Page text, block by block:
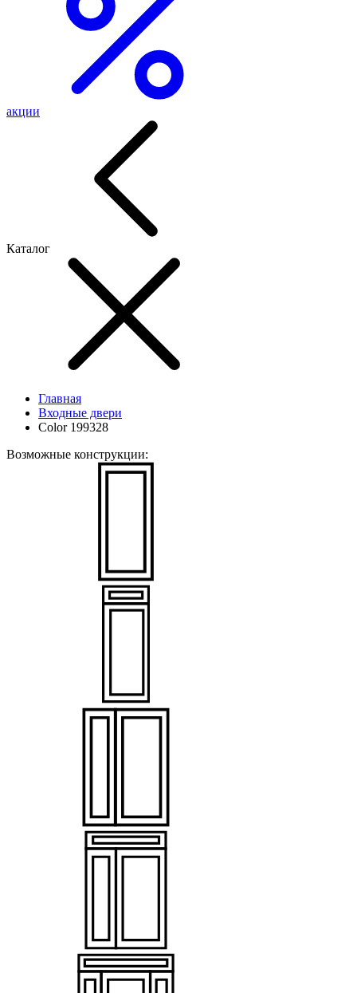
акции
Каталог
Главная
Входные двери
Color 199328
Возможные конструкции: